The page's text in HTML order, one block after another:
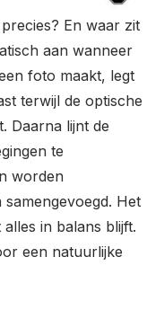
En waar zit
aan wanneer
foto maakt, legt
terwijl de optische
Daarna lijnt de
te
worden
Het
in balans blijft.
een natuurlijke